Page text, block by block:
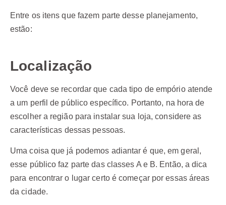
Entre os itens que fazem parte desse planejamento,
estão:
Localização
Você deve se recordar que cada tipo de empório atende
a um perfil de público específico. Portanto, na hora de
escolher a região para instalar sua loja, considere as
características dessas pessoas.
Uma coisa que já podemos adiantar é que, em geral,
esse público faz parte das classes A e B. Então, a dica
para encontrar o lugar certo é começar por essas áreas
da cidade.